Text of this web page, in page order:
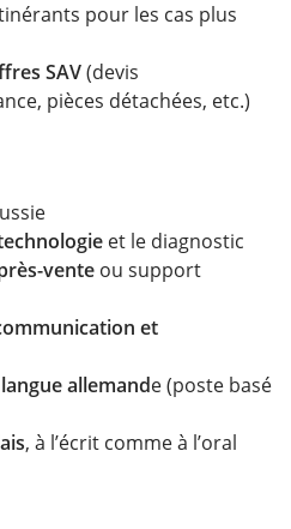
pour les cas plus
SAV(devis
pièces détachées, etc.)
et le diagnostic
vente ou support
et
langue allemande (poste basé
, à l’écrit comme à l’oral